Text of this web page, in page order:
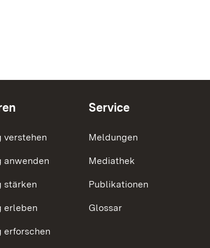
verstehen
anwenden
stärken
erleben
erforschen
Service
Meldungen
Mediathek
Publikationen
Glossar